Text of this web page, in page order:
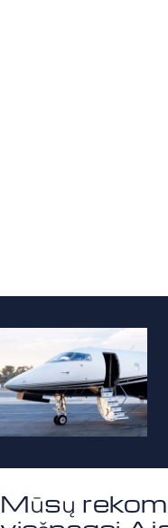
Mūsų